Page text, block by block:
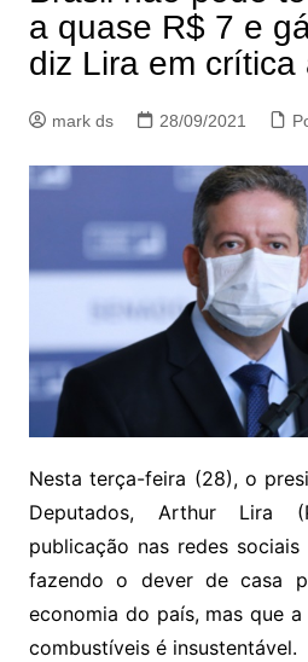
a quase R$ 7 e
diz Lira em crítica
mark ds 28/09/2021
Nesta terça-feira (28), o
Deputados, Arthur Lira
publicação nas redes
fazendo o dever de casa
economia do país, mas que
combustíveis é insustentável.